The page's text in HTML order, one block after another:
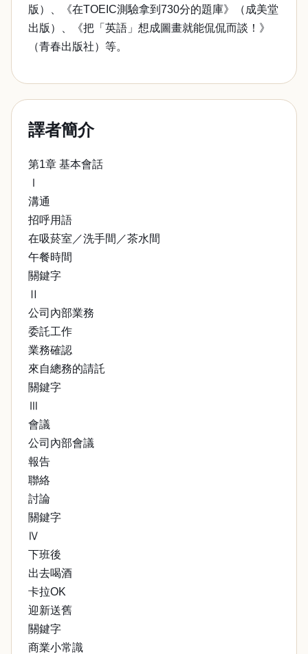
版）、《在TOEIC測驗拿到730分的題庫》（成美堂
出版）、《把「英語」想成圖畫就能侃侃而談！》
（青春出版社）等。
譯者簡介
第1章 基本會話
Ⅰ
溝通
招呼用語
在吸菸室／洗手間／茶水間
午餐時間
關鍵字
Ⅱ
公司內部業務
委託工作
業務確認
來自總務的請託
關鍵字
Ⅲ
會議
公司內部會議
報告
聯絡
討論
關鍵字
Ⅳ
下班後
出去喝酒
卡拉OK
迎新送舊
關鍵字
商業小常識